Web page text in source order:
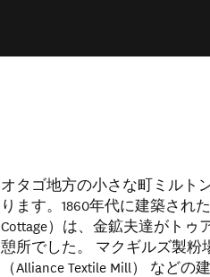
オタゴ地方の小さな町ミルト
ります。1860年代に建築され
Cottage）は、金鉱夫達がトゥ
憩所でした。 マクギルズ製粉
（Alliance Textile Mill） など